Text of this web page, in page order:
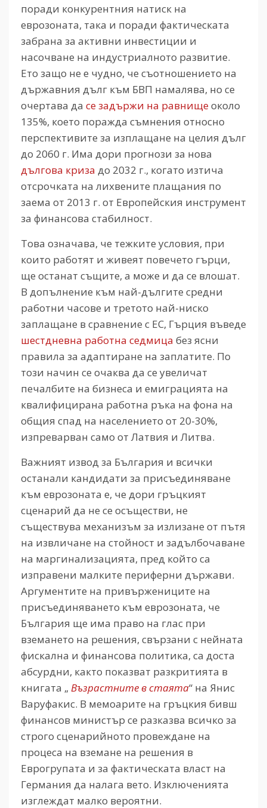
поради конкурентния натиск на
еврозоната, така и поради фактическата
забрана за активни инвестиции и
насочване на индустриалното развитие.
Ето защо не е чудно, че съотношението на
държавния дълг към БВП намалява, но се
очертава да се задържи на равнищеоколо
135%, което поражда съмнения относно
перспективите за изплащане на целия дълг
до 2060 г. Има дори прогнози за нова
дългова криза до 2032 г., когато изтича
отсрочката на лихвените плащания по
заема от 2013 г. от Европейския инструмент
за финансова стабилност.
Това означава, че тежките условия, при
които работят и живеят повечето гърци,
ще останат същите, а може и да се влошат.
В допълнение към най-дългите средни
работни часове и третото най-ниско
заплащане в сравнение с ЕС, Гърция въведе
шестдневна работна седмица без ясни
правила за адаптиране на заплатите. По
този начин се очаква да се увеличат
печалбите на бизнеса и емиграцията на
квалифицирана работна ръка на фона на
общия спад на населението от 20-30%,
изпреварван само от Латвия и Литва.
Важният извод за България и всички
останали кандидати за присъединяване
към еврозоната е, че дори гръцкият
сценарий да не се осъществи, не
съществува механизъм за излизане от пътя
на извличане на стойност и задълбочаване
на маргинализацията, пред който са
изправени малките периферни държави.
Аргументите на привържениците на
присъединяването към еврозоната, че
България ще има право на глас при
вземането на решения, свързани с нейната
фискална и финансова политика, са доста
абсурдни, както показват разкритията в
книгата „ Възрастните в стаята“ на Янис
Варуфакис. В мемоарите на гръцкия бивш
финансов министър се разказва всичко за
строго сценарийното провеждане на
процеса на вземане на решения в
Еврогрупата и за фактическата власт на
Германия да налага вето. Изключенията
изглеждат малко вероятни.